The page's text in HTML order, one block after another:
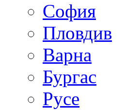
София
Пловдив
Варна
Бургас
Русе